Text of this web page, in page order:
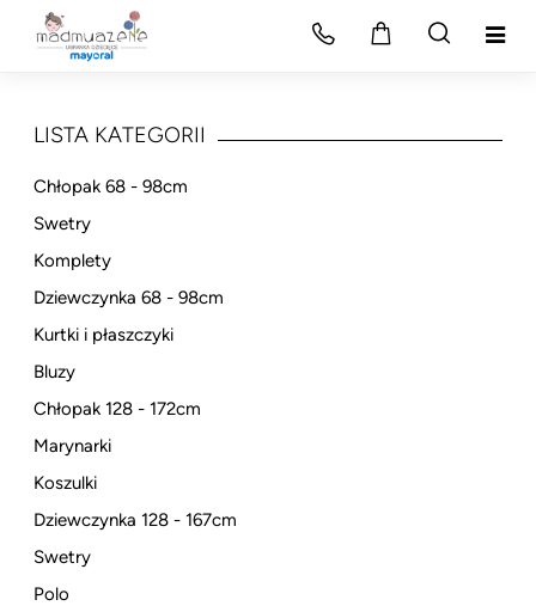
LISTA KATEGORII
Chłopak 68 - 98cm
Swetry
Komplety
Dziewczynka 68 - 98cm
Kurtki i płaszczyki
Bluzy
Chłopak 128 - 172cm
Marynarki
Koszulki
Dziewczynka 128 - 167cm
Swetry
Polo